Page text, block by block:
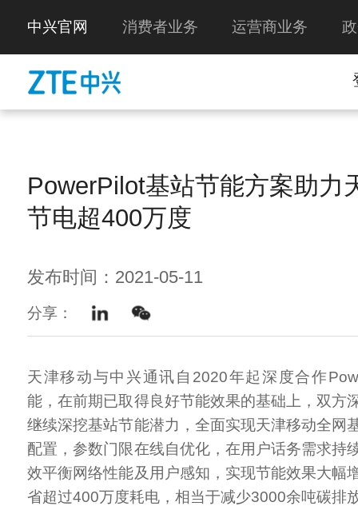
中兴官网 消费者业务 运营商业务
PowerPilot基站节能方案助力
节电超400万度
发布时间：2021-05-11
分享：
天津移动与中兴通讯自2020年起深度合作
能，在前期已取得良好节能效果的基础上，双方
继续深挖基站节能潜力，全面实现天津移动全网
配置，参数门限在线自优化，在用户话务需求持
效平衡网络性能及用户感知，实现节能效果大幅
省超过400万度耗电，相当于减少3000余吨碳排